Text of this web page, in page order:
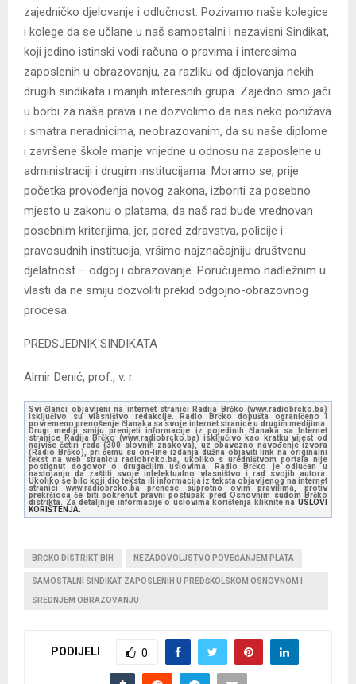
zajedničko djelovanje i odlučnost. Pozivamo naše kolegice
i kolege da se učlane u naš samostalni i nezavisni Sindikat,
koji jedino istinski vodi računa o pravima i interesima
zaposlenih u obrazovanju, za razliku od djelovanja nekih
drugih sindikata i manjih interesnih grupa. Zajedno smo jači
u borbi za naša prava i ne dozvolimo da nas neko ponižava
i smatra neradnicima, neobrazovanim, da su naše diplome
i završene škole manje vrijedne u odnosu na zaposlene u
administraciji i drugim institucijama. Moramo se, prije
početka provođenja novog zakona, izboriti za posebno
mjesto u zakonu o platama, da naš rad bude vrednovan
posebnim kriterijima, jer, pored zdravstva, policije i
pravosudnih institucija, vršimo najznačajniju društvenu
djelatnost – odgoj i obrazovanje. Poručujemo nadležnim u
vlasti da ne smiju dozvoliti prekid odgojno-obrazovnog
procesa.
PREDSJEDNIK SINDIKATA
Almir Denić, prof., v. r.
Svi članci objavljeni na internet stranici Radija Brčko (www.radiobrcko.ba)
isključivo su vlasništvo redakcije. Radio Brčko dopušta ograničeno i
povremeno prenošenje članaka sa svoje internet stranice u drugim medijima.
Drugi mediji smiju prenijeti informacije iz pojedinih članaka sa Internet
stranice Radija Brčko (www.radiobrcko.ba) isključivo kao kratku vijest od
najviše četiri reda (300 slovnih znakova), uz obavezno navođenje izvora
(Radio Brčko), pri čemu su on-line izdanja dužna objaviti link na originalni
tekst na web stranicu radiobrcko.ba, ukoliko s uredništvom portala nije
postignut dogovor o drugačijim uslovima. Radio Brčko je odlučan u
nastojanju da zaštiti svoje intelektualno vlasništvo i rad svojih autora.
Ukoliko se bilo koji dio teksta ili informacija iz teksta objavljenog na internet
stranici www.radiobrcko.ba prenese suprotno ovim pravilima, protiv
prekršioca će biti pokrenut pravni postupak pred Osnovnim sudom Brčko
distrikta. Za detaljnije informacije o uslovima korištenja kliknite na USLOVI
KORIŠTENJA.
BRČKO DISTRIKT BIH NEZADOVOLJSTVO POVEĆANJEM PLATA
SAMOSTALNI SINDIKAT ZAPOSLENIH U PREDŠKOLSKOM OSNOVNOM I
SREDNJEM OBRAZOVANJU
PODIJELI 0